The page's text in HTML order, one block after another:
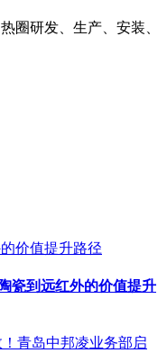
圈研发、生产、安装、
瓷到远红外的价值提升
青岛中邦凌业务部启